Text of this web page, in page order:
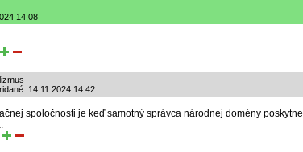
14:08
14.11.2024 14:42
spoločnosti je keď samotný správca národnej domény poskytne